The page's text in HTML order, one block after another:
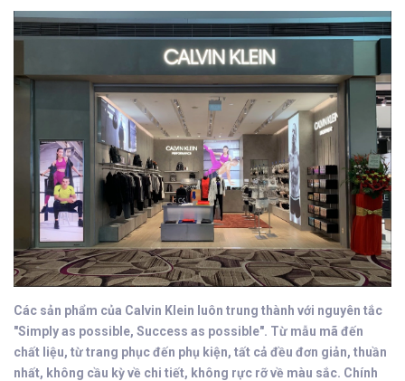
Các sản phẩm của Calvin Klein luôn trung thành với nguyên tắc
"Simply as possible, Success as possible". Từ mẫu mã đến
chất liệu, từ trang phục đến phụ kiện, tất cả đều đơn giản, thuần
nhất, không cầu kỳ về chi tiết, không rực rỡ về màu sắc. Chính